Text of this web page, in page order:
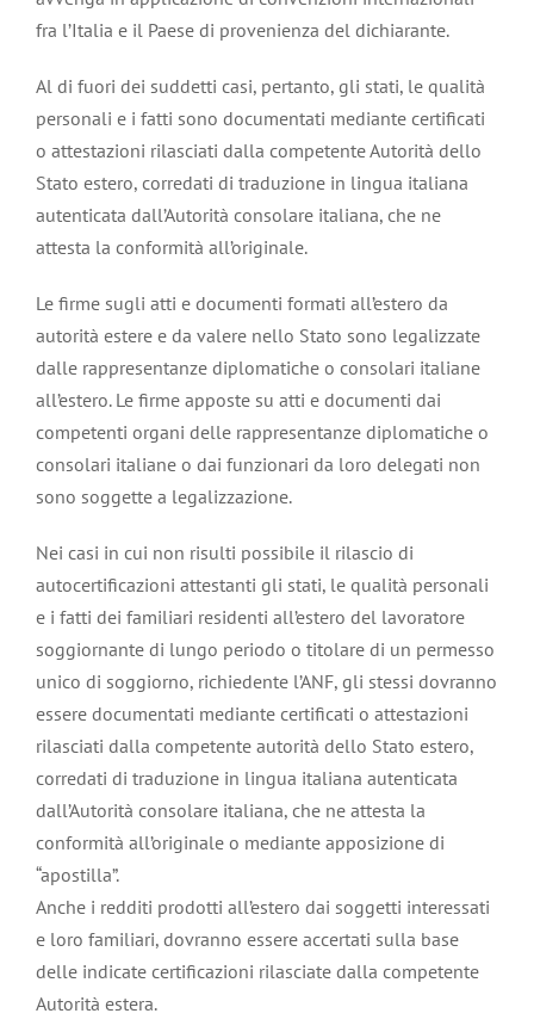
fra l’Italia e il Paese di provenienza del dichiarante.
Al di fuori dei suddetti casi, pertanto, gli stati, le qualità
personali e i fatti sono documentati mediante certificati
o attestazioni rilasciati dalla competente Autorità dello
Stato estero, corredati di traduzione in lingua italiana
autenticata dall’Autorità consolare italiana, che ne
attesta la conformità all’originale.
Le firme sugli atti e documenti formati all’estero da
autorità estere e da valere nello Stato sono legalizzate
dalle rappresentanze diplomatiche o consolari italiane
all’estero. Le firme apposte su atti e documenti dai
competenti organi delle rappresentanze diplomatiche o
consolari italiane o dai funzionari da loro delegati non
sono soggette a legalizzazione.
Nei casi in cui non risulti possibile il rilascio di
autocertificazioni attestanti gli stati, le qualità personali
e i fatti dei familiari residenti all’estero del lavoratore
soggiornante di lungo periodo o titolare di un permesso
unico di soggiorno, richiedente l’ANF, gli stessi dovranno
essere documentati mediante certificati o attestazioni
rilasciati dalla competente autorità dello Stato estero,
corredati di traduzione in lingua italiana autenticata
dall’Autorità consolare italiana, che ne attesta la
conformità all’originale o mediante apposizione di
“apostilla”.
Anche i redditi prodotti all’estero dai soggetti interessati
e loro familiari, dovranno essere accertati sulla base
delle indicate certificazioni rilasciate dalla competente
Autorità estera.